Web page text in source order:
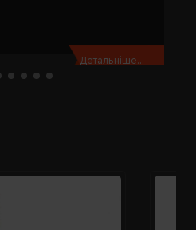
Детальніше...